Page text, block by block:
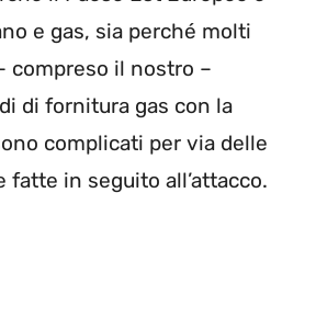
e gas, sia perché molti
compreso il nostro –
di fornitura gas con la
complicati per via delle
fatte in seguito all’attacco.